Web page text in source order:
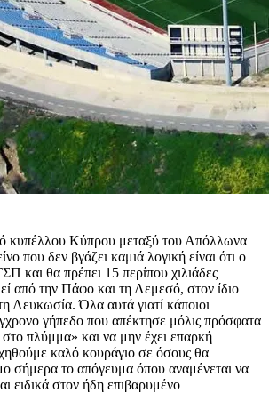
κυπέλλου Κύπρου μεταξύ του Απόλλωνα
που δεν βγάζει καμιά λογική είναι ότι ο
και θα πρέπει 15 περίπου χιλιάδες
από την Πάφο και τη Λεμεσό, στον ίδιο
Λευκωσία. Όλα αυτά γιατί κάποιοι
γήπεδο που απέκτησε μόλις πρόσφατα
πλύμμα» και να μην έχει επαρκή
καλό κουράγιο σε όσους θα
σήμερα το απόγευμα όπου αναμένεται να
ειδικά στον ήδη επιβαρυμένο